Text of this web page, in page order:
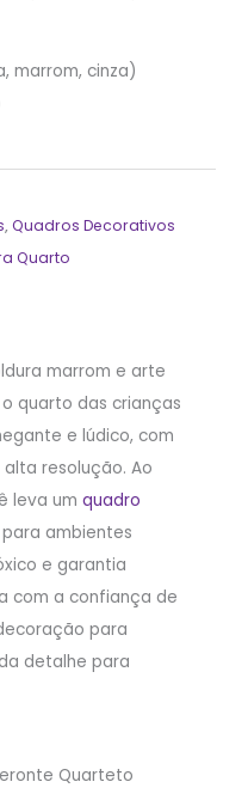
marrom, cinza)
,Quadros Decorativos
Quarto
marrom e arte
quarto das crianças
e lúdico, com
resolução. Ao
leva um quadro
ambientes
e garantia
com a confiança de
para
detalhe para
Quarteto